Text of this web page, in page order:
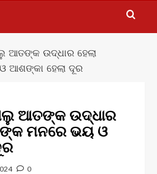
ଆତଙ୍କ ଉଦ୍ଧାର ହେଲା
ଆଶଙ୍କା ହେଲା ଦୂର
ଆତଙ୍କ ଉଦ୍ଧାର
ମନରେ ଭୟ ଓ
0